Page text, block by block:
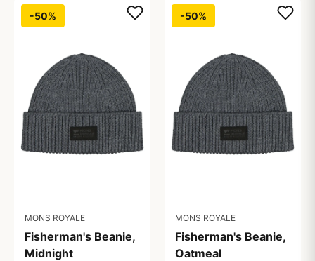
-50%
MONS ROYALE
Fisherman's Beanie,
Midnight
-50%
MONS ROYALE
Fisherman's Beanie,
Oatmeal